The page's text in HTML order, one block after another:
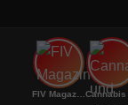
FIV Magazine